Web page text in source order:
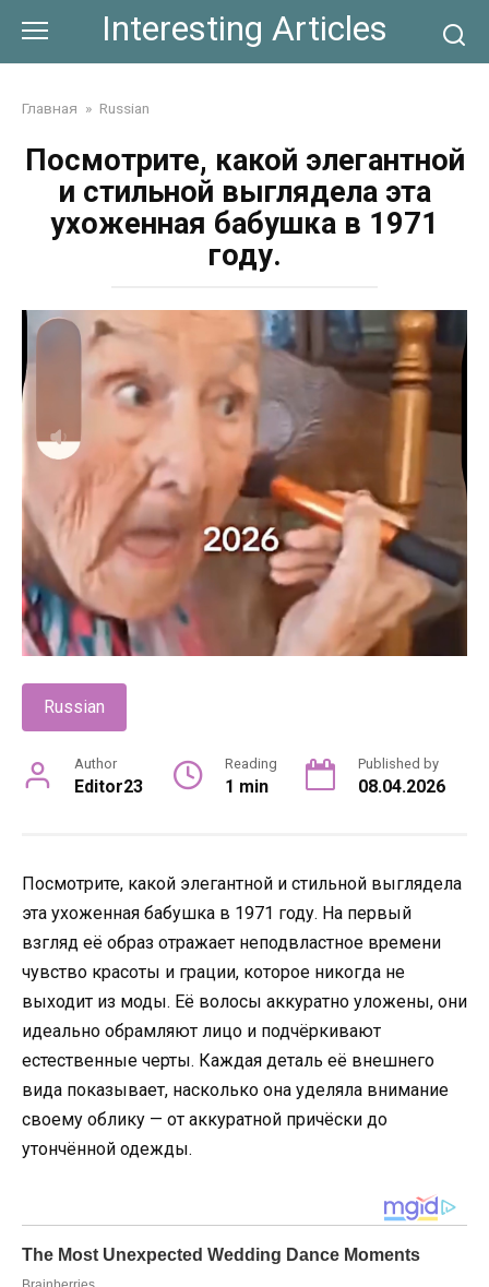
content
Interesting Articles
Главная » Russian
Посмотрите, какой элегантной
и стильной выглядела эта
ухоженная бабушка в 1971
году.
Russian
Author
Editor23
Reading
1 min
Published by
08.04.2026
Посмотрите, какой элегантной и стильной выглядела
эта ухоженная бабушка в 1971 году. На первый
взгляд её образ отражает неподвластное времени
чувство красоты и грации, которое никогда не
выходит из моды. Её волосы аккуратно уложены, они
идеально обрамляют лицо и подчёркивают
естественные черты. Каждая деталь её внешнего
вида показывает, насколько она уделяла внимание
своему облику — от аккуратной причёски до
утончённой одежды.